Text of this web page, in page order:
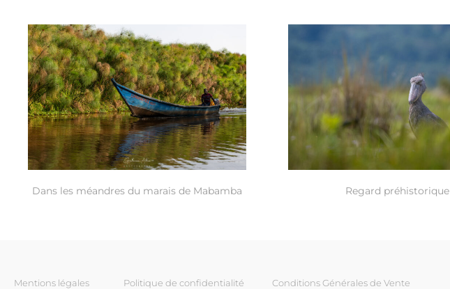
Dans les méandres du marais de Mabamba Regard préhistorique
Mentions légales Politique de confidentialité Conditions Générales de Vente